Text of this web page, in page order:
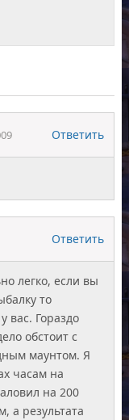
Ответить
Ответить
легко, если вы
то
вас. Гораздо
обстоит с
маунтом. Я
часам на
на 200
а результата